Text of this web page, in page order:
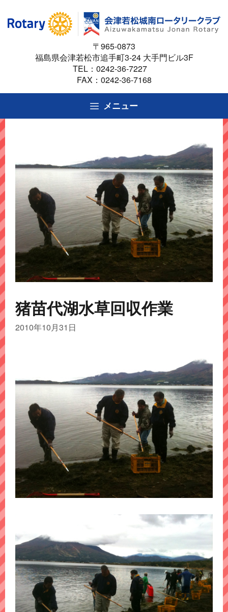
ス
ッ
プ
〒965-0873
福島県会津若松市追手町3-24 大手門ビル3F
TEL： 0242-36-7227
FAX：0242-36-7168
メニュー
猪苗代湖水草回収作業
2010年10月31日